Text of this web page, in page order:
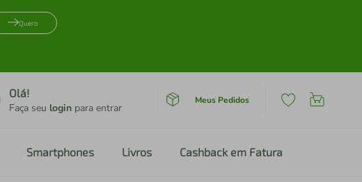
Quero
Olá!
Faça seu login para entrar
Meus Pedidos
Smartphones Livros Cashback em Fatura